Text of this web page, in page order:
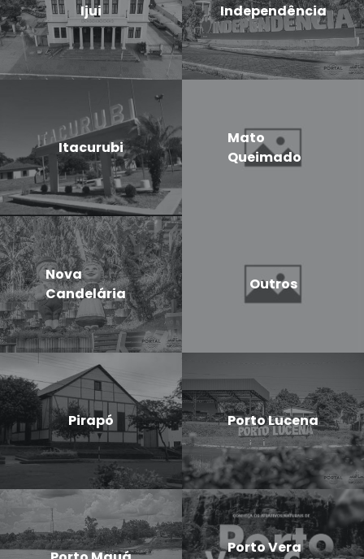
Ijui Independência
Itacurubi
Mato
Queimado
Nova
Candelária
Outros
Pirapó Porto Lucena
Porto Vera